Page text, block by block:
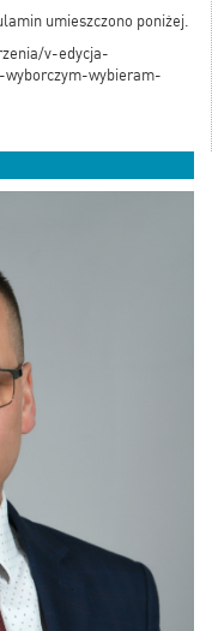
umieszczono poniżej.
v-edycja-
wybieram-